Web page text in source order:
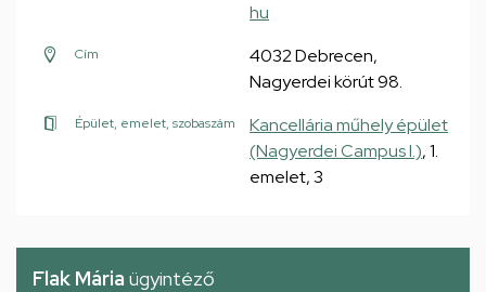
hu
Cím
4032 Debrecen,
Nagyerdei körút 98.
Épület, emelet, szobaszám
Kancellária műhely épület
(Nagyerdei Campus I.), 1.
emelet, 3
Flak Mária ügyintéző